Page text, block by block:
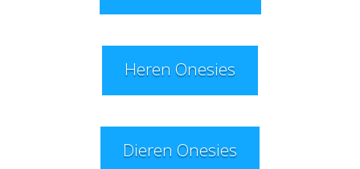
Heren Onesies
Dieren Onesies